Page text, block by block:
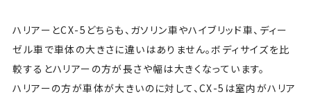
ハリアーとCX-5どちらも、ガソリン車やハイブリッド車、ディー
ゼル車で車体の大きさに違いはありません。ボディサイズを比
較するとハリアーの方が長さや幅は大きくなっています。
ハリアーの方が車体が大きいのに対して、CX-5は室内がハリア